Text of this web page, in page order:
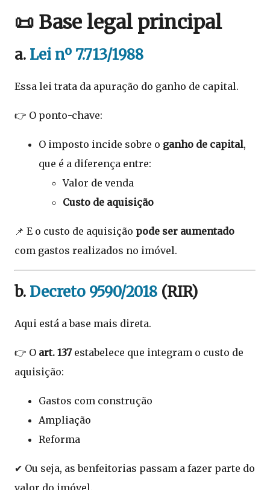
📜 Base legal principal
a. Lei nº 7.713/1988
Essa lei trata da apuração do ganho de capital.
👉 O ponto-chave:
O imposto incide sobre o ganho de capital,
que é a diferença entre:
Valor de venda
Custo de aquisição
📌 E o custo de aquisição pode ser aumentado
com gastos realizados no imóvel.
b. Decreto 9590/2018 (RIR)
Aqui está a base mais direta.
👉 O art. 137estabelece que integram o custo de
aquisição:
Gastos com construção
Ampliação
Reforma
✔ Ou seja, as benfeitorias passam a fazer parte do